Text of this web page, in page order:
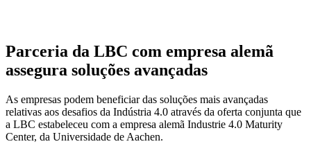
Parceria da LBC com empresa alemã
assegura soluções avançadas
As empresas podem beneficiar das soluções mais avançadas
relativas aos desafios da Indústria 4.0 através da oferta conjunta que
a LBC estabeleceu com a empresa alemã Industrie 4.0 Maturity
Center, da Universidade de Aachen.